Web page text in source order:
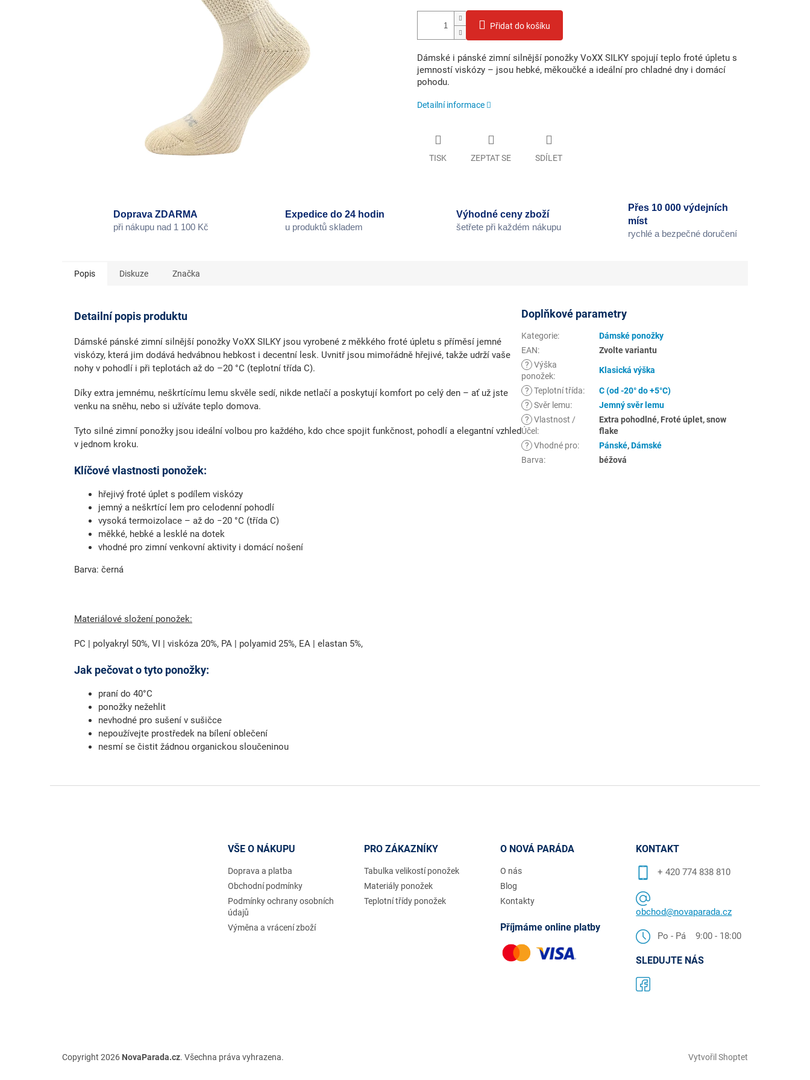
Přidat do košíku
Dámské i pánské zimní silnější ponožky VoXX SILKY spojují teplo froté úpletu s
jemností viskózy – jsou hebké, měkoučké a ideální pro chladné dny i domácí
pohodu.
Detailní informace
TISK ZEPTAT SE SDÍLET
Doprava ZDARMA
při nákupu nad 1 100 Kč
Expedice do 24 hodin
u produktů skladem
Výhodné ceny zboží
šetřete při každém nákupu
Přes 10 000 výdejních
míst
rychlé a bezpečné doručení
Popis Diskuze Značka
Detailní popis produktu
Dámské pánské zimní silnější ponožky VoXX SILKY jsou vyrobené z měkkého froté úpletu s příměsí jemné
viskózy, která jim dodává hedvábnou hebkost i decentní lesk. Uvnitř jsou mimořádně hřejivé, takže udrží vaše
nohy v pohodlí i při teplotách až do –20 °C (teplotní třída C).
Díky extra jemnému, neškrtícímu lemu skvěle sedí, nikde netlačí a poskytují komfort po celý den – ať už jste
venku na sněhu, nebo si užíváte teplo domova.
Tyto silné zimní ponožky jsou ideální volbou pro každého, kdo chce spojit funkčnost, pohodlí a elegantní vzhled
v jednom kroku.
Klíčové vlastnosti ponožek:
hřejivý froté úplet s podílem viskózy
jemný a neškrtící lem pro celodenní pohodlí
vysoká termoizolace – až do −20 °C (třída C)
měkké, hebké a lesklé na dotek
vhodné pro zimní venkovní aktivity i domácí nošení
Barva: černá
Materiálové složení ponožek:
PC | polyakryl 50%, VI | viskóza 20%, PA | polyamid 25%, EA | elastan 5%,
Jak pečovat o tyto ponožky:
praní do 40°C
ponožky nežehlit
nevhodné pro sušení v sušičce
nepoužívejte prostředek na bílení oblečení
nesmí se čistit žádnou organickou sloučeninou
Doplňkové parametry
Kategorie:
Dámské ponožky
EAN:
Zvolte variantu
? Výška
ponožek:
Klasická výška
? Teplotní třída:
C (od -20° do +5°C)
? Svěr lemu:
Jemný svěr lemu
? Vlastnost /
Účel :
Extra pohodlné, Froté úplet, snow
flake
? Vhodné pro: Pánské,Dámské
Barva: béžová
VŠE O NÁKUPU
Doprava a platba
Obchodní podmínky
Podmínky ochrany osobních
údajů
Výměna a vrácení zboží
PRO ZÁKAZNÍKY
Tabulka velikostí ponožek
Materiály ponožek
Teplotní třídy ponožek
O NOVÁ PARÁDA
O nás
Blog
Kontakty
Příjmáme online platby
KONTAKT
+ 420 774 838 810
obchod@novaparada.cz
Po - Pá 9:00 - 18:00
SLEDUJTE NÁS
Vytvořil Shoptet
Copyright 2026 NovaParada.cz. Všechna práva vyhrazena.